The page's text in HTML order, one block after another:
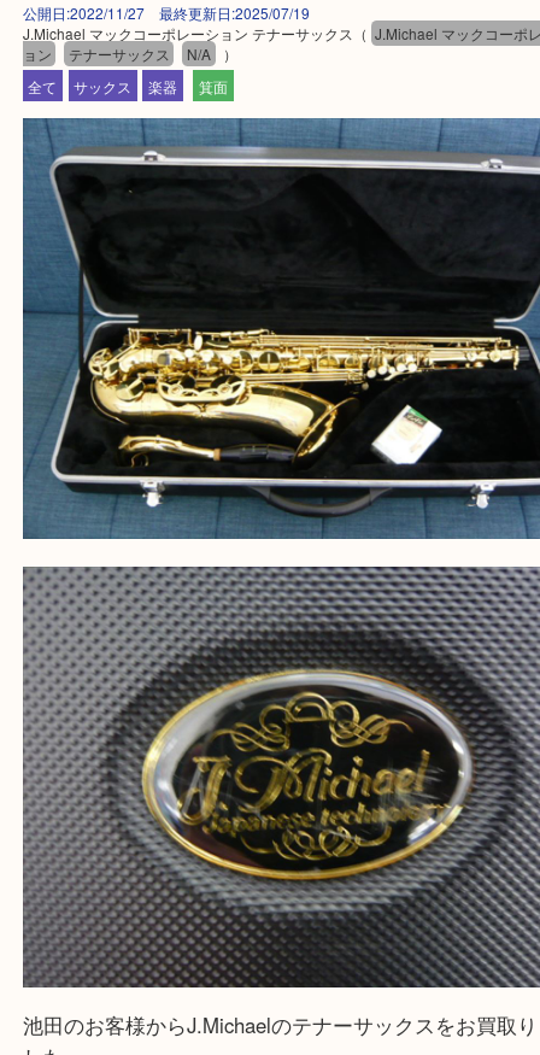
J.Michael マックコーポレーション テナーサ
公開日:2022/11/27 最終更新日:2025/07/19
J.Michael マックコーポレーション テナーサックス（ J.Michael マック
ョン テナーサックス N/A ）
全て
サックス 楽器